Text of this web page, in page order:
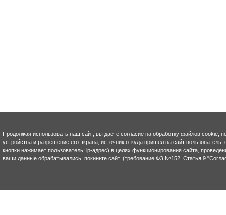
Продолжая использовать наш сайт, вы даете согласие на обработку файлов cookie,
устройства и разрешение его экрана; источник откуда пришел на сайт
кнопки нажимает пользователь; ip-адрес) в целях функционирования сайта,
ваши данные обрабатывались, покиньте сайт. (требование ФЗ №152. Статья 9